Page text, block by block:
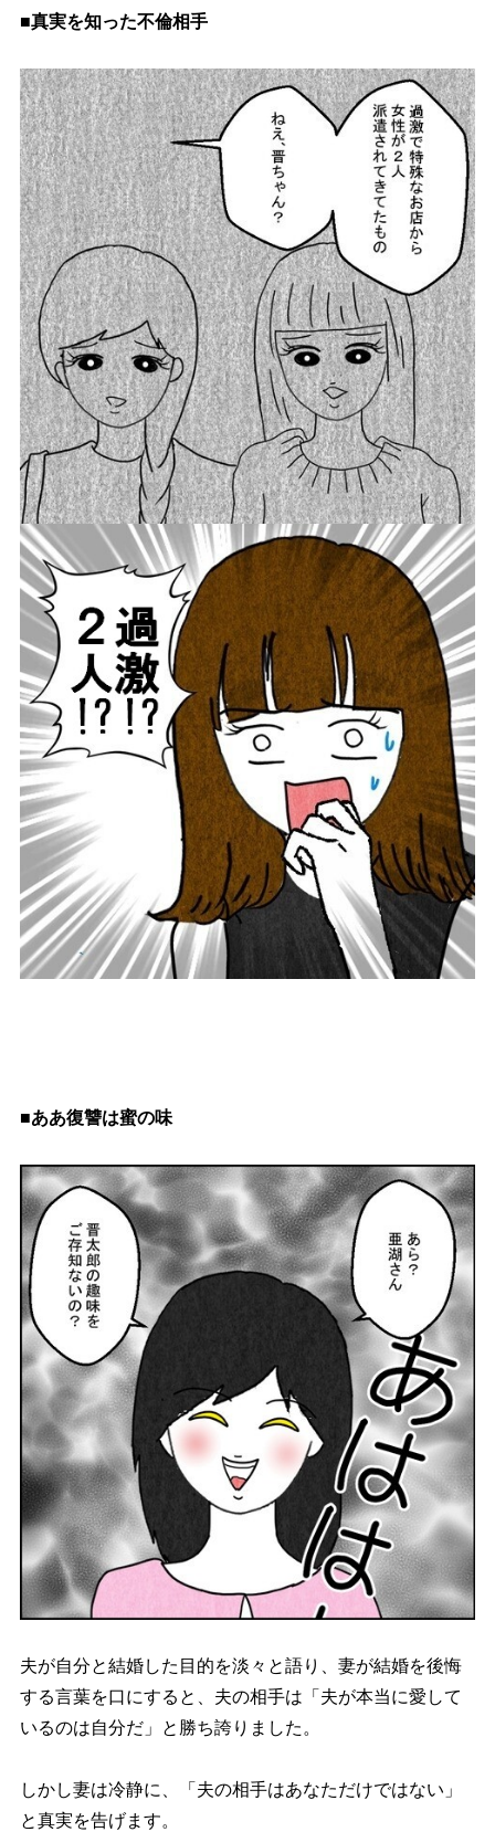
■真実を知った不倫相手
■ああ復讐は蜜の味
夫が自分と結婚した目的を淡々と語り、妻が結婚を後悔
する言葉を口にすると、夫の相手は「夫が本当に愛して
いるのは自分だ」と勝ち誇りました。
しかし妻は冷静に、「夫の相手はあなただけではない」
と真実を告げます。